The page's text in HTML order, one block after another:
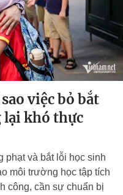
việc bỏ bắt
lại khó thực
phạt và bắt lỗi học sinh
môi trường học tập tích
công, cần sự chuẩn bị